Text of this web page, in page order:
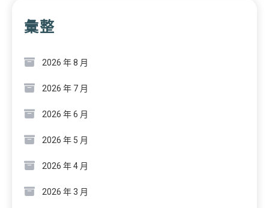
彙整
2026 年 8 月
2026 年 7 月
2026 年 6 月
2026 年 5 月
2026 年 4 月
2026 年 3 月